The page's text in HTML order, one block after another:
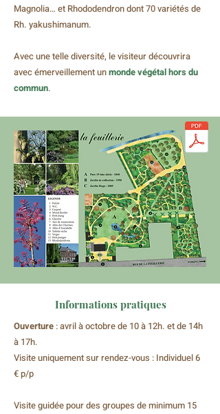
Magnolia… et Rhododendron dont 70 variétés de
Rh. yakushimanum.
Avec une telle diversité, le visiteur découvrira
avec émerveillement unmonde végétal hors du
commun.
Informations pratiques
Ouverture : avril à octobre de 10 à 12h. et de 14h
à 17h.
Visite uniquement sur rendez-vous : Individuel 6
€ p/p
Visite guidée pour des groupes de minimum 15